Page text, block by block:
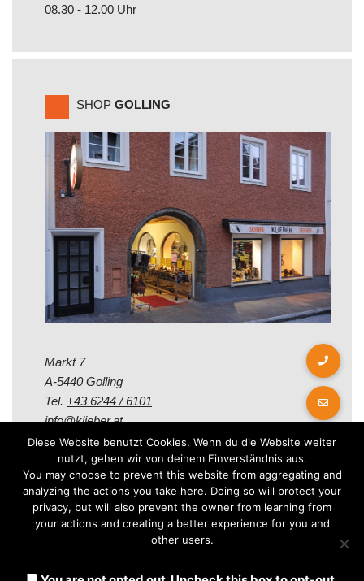
08.30 - 12.00 Uhr
SHOP GOLLING
Markt 7
A-5440 Golling
Tel. +43 6244 / 6101
info@klieber.at
Öffungszeiten
Montag - Freitag:
08.00 - 12.00 Uhr
Diese Website benutzt Cookies. Wenn du die Website weiter
nutzt, gehen wir von deinem Einverständnis aus.
You may choose to prevent this website from aggregating and
analyzing the actions you take here. Doing so will protect your
privacy, but will also prevent the owner from learning from
your actions and creating a better experience for you and
other users.